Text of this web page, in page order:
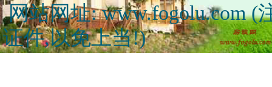
网站网址: www.fogolu.com (
证件,以免上当!)